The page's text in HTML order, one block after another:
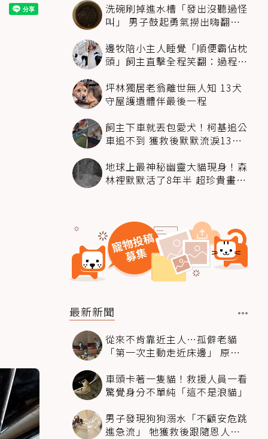
洗碗刷掉進水槽「發出沒聽過怪
叫」 男子鼓起勇氣撈出嗨翻：
邊牧陪小主人睡覺「順便霸佔枕
頭」飼主直擊全程笑翻：過程絲
坪林獨居老翁離世無人知 13犬
守屋護遺體伴最後一程
飼主下車就丟包愛犬！柯基追公
車追不到 獲救後默默流淚13萬
地球上最神秘幽靈大貓現身！森
林裡默默活了8年半 超珍貴畫面
最新新聞
從來不肯靠近主人…孤僻老貓
「第一次主動走近床邊」 原因
車頭卡著一隻貓！救援人員一看
驚覺身分不單純「這不是浪貓」
男子發現狗狗溺水「不顧安危跳
進急流」 牠獲救後跟隨恩人不